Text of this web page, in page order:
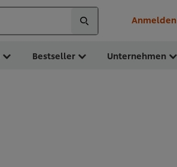
Anmelden
Bestseller Unternehmen